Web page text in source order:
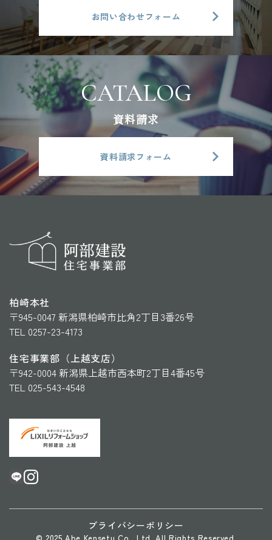
お問い合わせフォーム
資料請求
資料請求フォーム
柏崎本社
〒945-0047 新潟県柏崎市比角2丁目3番26号
TEL 0257-23-4173
住宅事業部（上越支店）
〒942-0004 新潟県上越市西本町2丁目4番45号
TEL 025-543-4548
プライバシーポリシー